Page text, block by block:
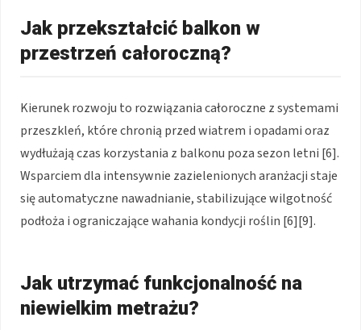
Jak przekształcić balkon w
przestrzeń całoroczną?
Kierunek rozwoju to rozwiązania całoroczne z systemami
przeszkleń, które chronią przed wiatrem i opadami oraz
wydłużają czas korzystania z balkonu poza sezon letni [6].
Wsparciem dla intensywnie zazielenionych aranżacji staje
się automatyczne nawadnianie, stabilizujące wilgotność
podłoża i ograniczające wahania kondycji roślin [6][9].
Jak utrzymać funkcjonalność na
niewielkim metrażu?